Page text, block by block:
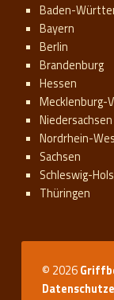
Baden-
Bayern
Berlin
Brandenburg
Hessen
Mecklenburg-
Niedersachsen
Nordrhein-
Sachsen
Schleswig-
Thüringen
© 2026